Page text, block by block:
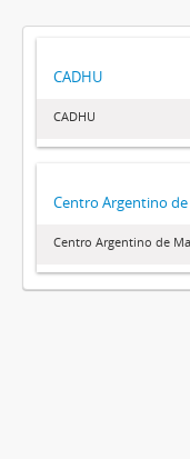
CADHU
CADHU
Centro Argentino
Centro Argentino de